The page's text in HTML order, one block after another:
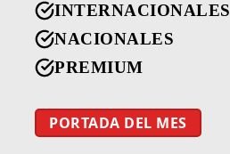
INTERNACIONALES
NACIONALES
PREMIUM
PORTADA DEL MES